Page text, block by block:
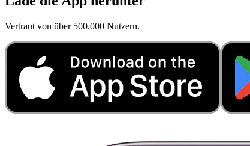
Vertraut von über 500.000 Nutzern.